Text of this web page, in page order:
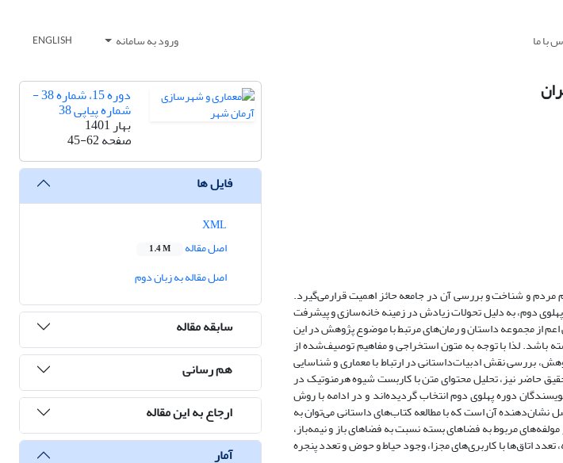
با ما ورود به سامانه ENGLISH
مردم و شناخت و بررسی آن در جامعه حائز اهمیت قرار‌می‌گیرد.
دوم، به دلیل تحولات زیادش در زمینه خانه‌سازی و پیشرفت
اعم از مجموعه داستان و رمان‌های مرتبط با موضوع پژوهش در این
باشد. لذا با توجه به متون استخراجی و مفاهیم توصیف‌شده از
بررسی نقش ادبیات‌داستانی در ارتباط با معماری و شناسایی
حاضر نیز، تحلیل محتوای متن با کاربست شیوه هرمنوتیک در
دوره پهلوی دوم انتخاب گردیده‌اند و در ادامه با روش
نشان‌دهنده آن است که با مطالعه کتاب‌های داستانی می‌توان به
مربوط به فضاهای بسته نسبت به فضاهای باز و نیمه‌باز،
تعدد اتاق‌ها با کاربری‌های مجزا، وجود حیاط و حوض و تعدد پنجره
دوره 15، شماره 38 -
شماره پیاپی 38
بهار 1401
صفحه45-62
فایل ها
اصل مقاله
1.4 M
اصل مقاله به زبان دوم
سابقه مقاله
هم رسانی
ارجاع به این مقاله
آمار